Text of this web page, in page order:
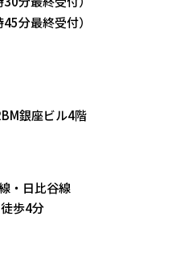
45分最終受付）
銀座ビル4階
・日比谷線
歩4分